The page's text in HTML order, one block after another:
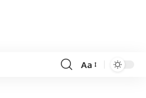
Font
Aa